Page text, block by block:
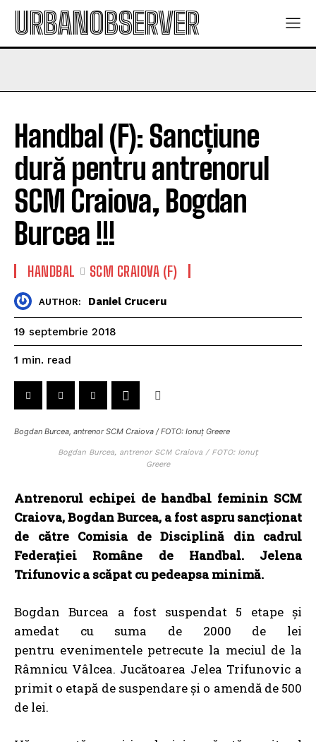
URBANOBSERVER
Handbal (F): Sancțiune
dură pentru antrenorul
SCM Craiova, Bogdan
Burcea !!!
HANDBAL SCM CRAIOVA (F)
AUTHOR: Daniel Cruceru
19 septembrie 2018
1 min. read
Bogdan Burcea, antrenor SCM Craiova / FOTO: Ionuț Greere
Bogdan Burcea, antrenor SCM Craiova / FOTO: Ionuț
Greere
Antrenorul echipei de handbal feminin SCM
Craiova, Bogdan Burcea, a fost aspru sancționat
de către Comisia de Disciplină din cadrul
Federației Române de Handbal. Jelena
Trifunovic a scăpat cu pedeapsa minimă.
Bogdan Burcea a fost suspendat 5 etape și
amedat cu suma de 2000 de lei
pentru evenimentele petrecute la meciul de la
Râmnicu Vâlcea. Jucătoarea Jelea Trifunovic a
primit o etapă de suspendare și o amendă de 500
de lei.